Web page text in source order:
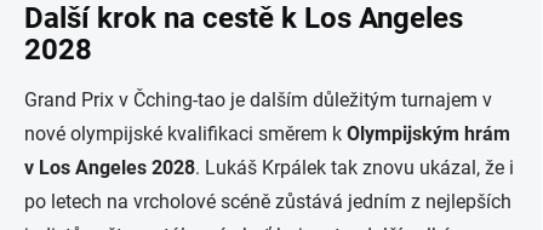
Další krok na cestě k Los Angeles
2028
Grand Prix v Čching-tao je dalším důležitým turnajem v
nové olympijské kvalifikaci směrem k Olympijským hrám
v Los Angeles 2028. Lukáš Krpálek tak znovu ukázal, že i
po letech na vrcholové scéně zůstává jedním z nejlepších